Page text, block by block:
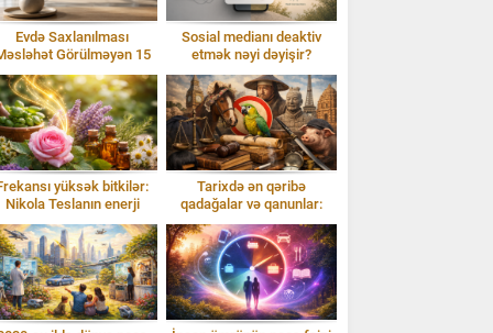
Evdə Saxlanılması
Görülməyən 15
Əşya: Enerji və Ruzi
Sosial medianı deaktiv
etmək nəyi dəyişir?
yüksək bitkilər:
Nikola Teslanın enerji
baxışı və Isparta gülü
Tarixdə ən qəribə
qadağalar və qanunlar:
Təəccübləndirən faktlar